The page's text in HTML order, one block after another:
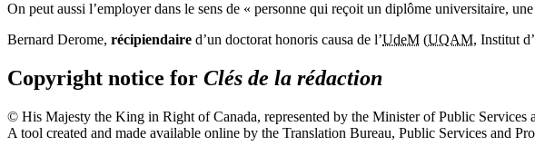
On peut aussi l’employer dans le sens de « personne qui reçoit un diplôme universitaire,
Bernard Derome, récipiendaire d’un doctorat honoris causa de l’UdeM (UQAM, Institut
Copyright notice for Clés de la rédaction
© His Majesty the King in Right of Canada, represented by the Minister of Public Services
A tool created and made available online by the Translation Bureau, Public Services and